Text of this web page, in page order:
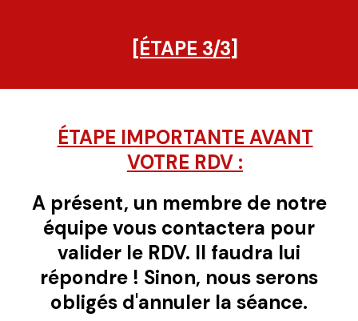
[ÉTAPE 3/3]
ÉTAPE IMPORTANTE AVANT
VOTRE RDV :
A présent, un membre de notre
équipe vous contactera pour
valider le RDV. Il faudra lui
répondre ! Sinon, nous serons
obligés d'annuler la séance.